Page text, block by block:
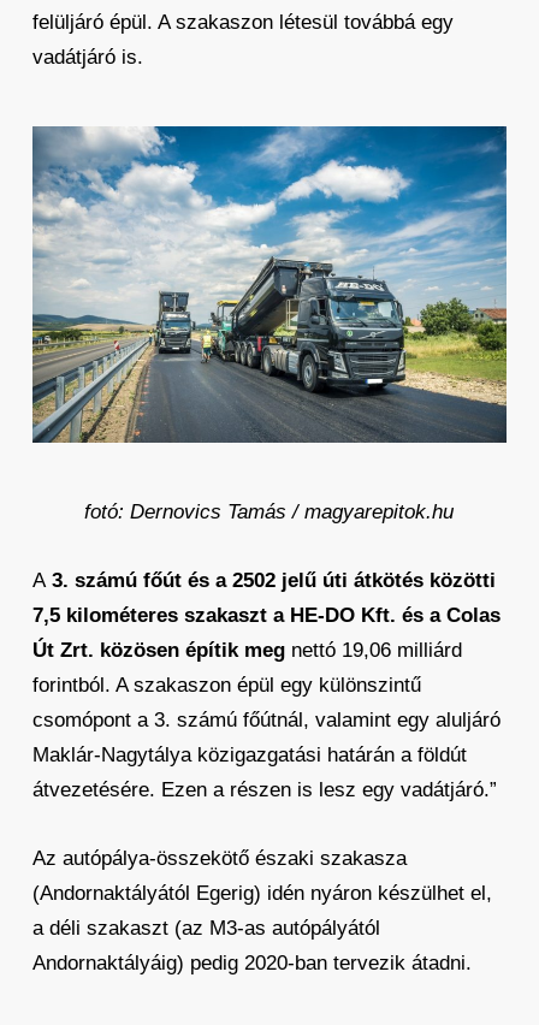
felüljáró épül. A szakaszon létesül továbbá egy
vadátjáró is.
fotó: Dernovics Tamás / magyarepitok.hu
A 3. számú főút és a 2502 jelű úti átkötés közötti
7,5 kilométeres szakaszt a HE-DO Kft. és a Colas
Út Zrt. közösen építik megnettó 19,06 milliárd
forintból. A szakaszon épül egy különszintű
csomópont a 3. számú főútnál, valamint egy aluljáró
Maklár-Nagytálya közigazgatási határán a földút
átvezetésére. Ezen a részen is lesz egy vadátjáró.”
Az autópálya-összekötő északi szakasza
(Andornaktályától Egerig) idén nyáron készülhet el,
a déli szakaszt (az M3-as autópályától
Andornaktályáig) pedig 2020-ban tervezik átadni.